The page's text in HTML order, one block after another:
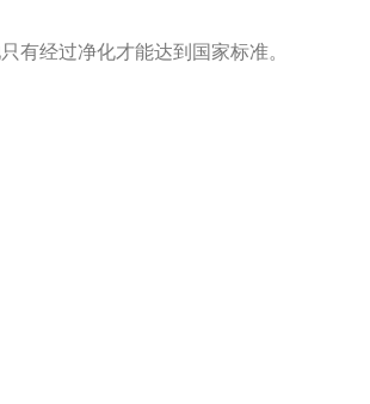
有经过净化才能达到国家标准。